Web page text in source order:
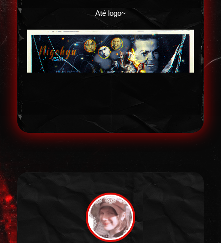
Até logo~